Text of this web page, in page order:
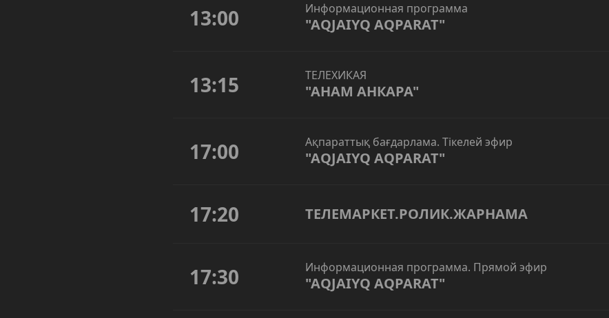
13:00 Информационная программа
"AQJAIYQ AQPARAT"
13:15 ТЕЛЕХИКАЯ
"АНАМ АНКАРА"
17:00 Ақпараттық бағдарлама. Тікелей эфир
"AQJAIYQ AQPARAT"
17:20 ТЕЛЕМАРКЕТ.РОЛИК.ЖАРНАМА
17:30 Информационная программа. Прямой эфир
"AQJAIYQ AQPARAT"